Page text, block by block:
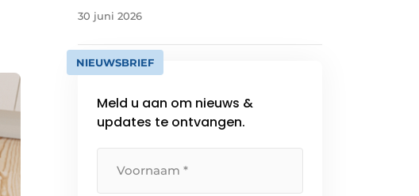
30 juni 2026
NIEUWSBRIEF
Meld u aan om nieuws &
updates te ontvangen.